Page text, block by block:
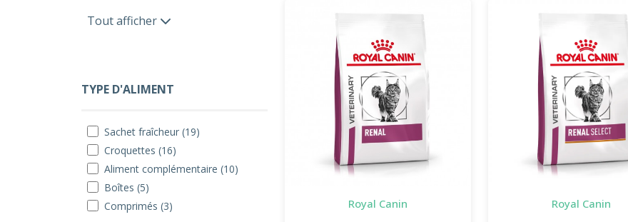
Tout afficher
TYPE D'ALIMENT
Sachet fraîcheur (19)
Croquettes (16)
Aliment complémentaire (10)
Boîtes (5)
Comprimés (3)
Royal Canin
Royal Canin